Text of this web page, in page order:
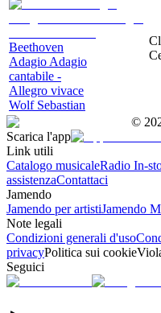
Beethoven
Adagio Adagio
cantabile -
Allegro vivace
Wolf Sebastian
©
Scarica l'app
Link utili
Catalogo musicaleRadio In-
assistenzaContattaci
Jamendo
Jamendo per artistiJamendo
Note legali
Condizioni generali d'uso
privacyPolitica sui cookie
Seguici